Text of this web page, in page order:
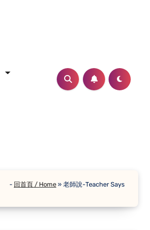
- 回首頁 / Home » 老師說-Teacher Says